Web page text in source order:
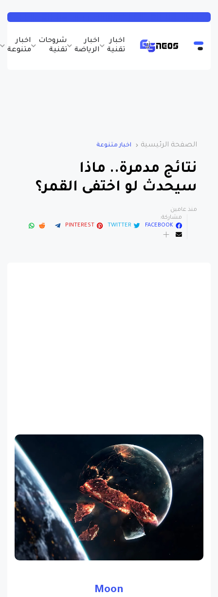
اخبار
تقنية
اخبار
الرياضة
شروحات
تقنية
اخبار
متنوعة
الصفحة الرئيسية اخبار متنوعة
نتائج مدمرة.. ماذا
سيحدث لو اختفى القمر؟
منذ عامين
مشاركة:
FACEBOOK
TWITTER
PINTEREST
Moon